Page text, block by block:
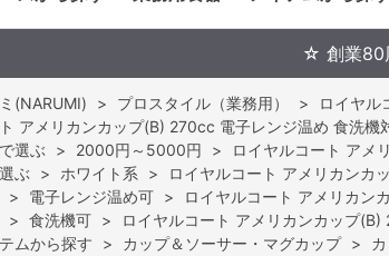
☆ 創業80
(NARUMI) > プロスタイル（業務用） >
ロイヤル
アメリカンカップ(B) 270cc 電子レンジ温め 食洗
選ぶ > 2000円～5000円 >
ロイヤルコート アメ
ぶ > ホワイト系 >
ロイヤルコート アメリカン
> 電子レンジ温め可 >
ロイヤルコート アメリカ
> 食洗機可 >
ロイヤルコート アメリカンカップ
ムから探す > カップ＆ソーサー・マグカップ >